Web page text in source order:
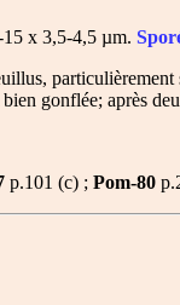
15 x 3,5-4,5 µm.
gonflée; après
p.101 (c) ; Pom-80